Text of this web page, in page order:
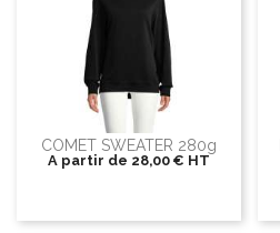
COMET SWEATER 280g
A partir de 28,00 € HT